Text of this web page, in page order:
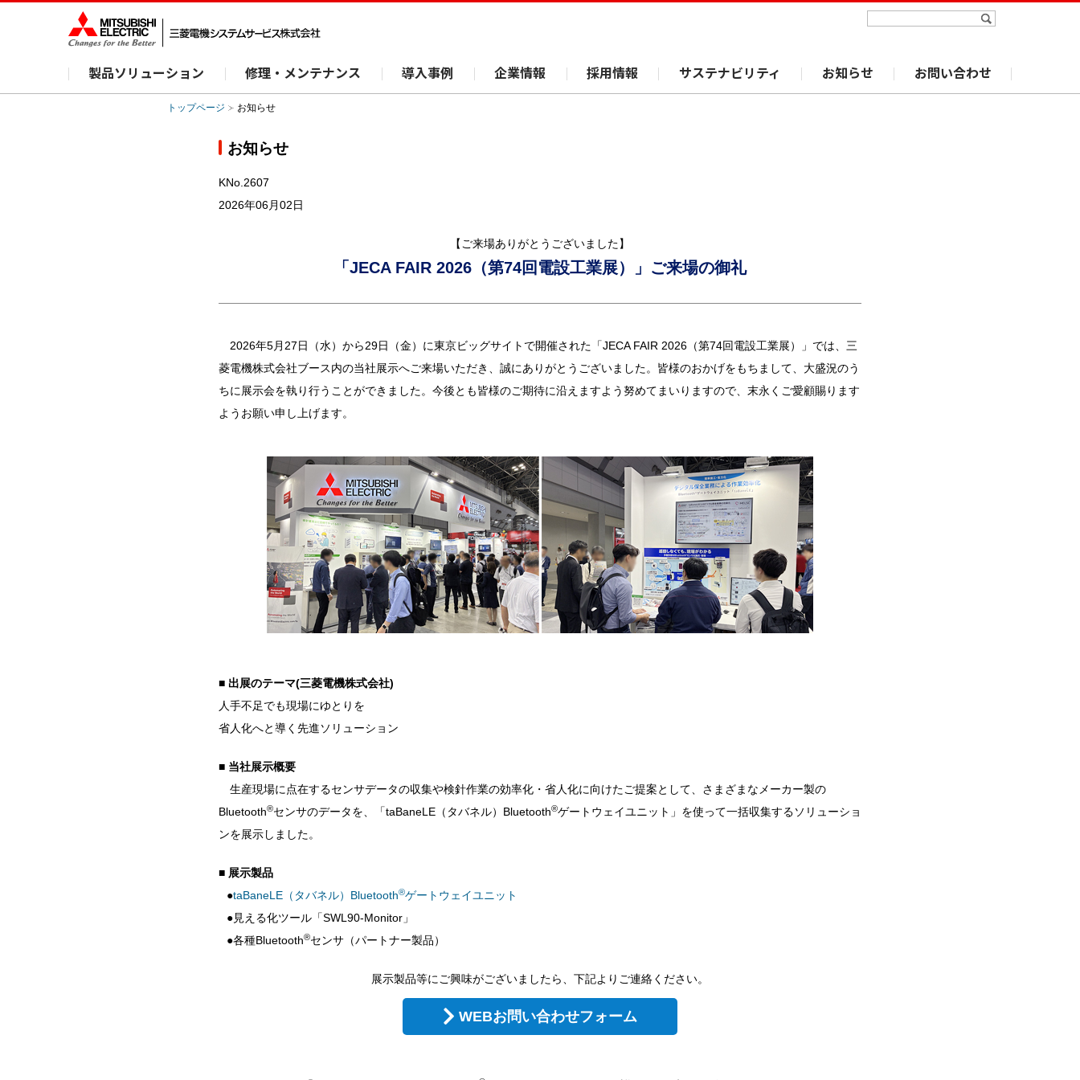
製品ソリューション 修理・メンテナンス 導入事例 企業情報 採用情報 サステナビリティ お知らせ お問い合わせ
トップページ お知らせ
お知らせ
KNo.2607
2026年06月02日
【ご来場ありがとうございました】
「JECA FAIR 2026 （第74回電設工業展）」 ご来場の御礼
2026年5月27日（水）から29日（金）に東京ビッグサイトで開催された「JECA FAIR 2026（第74回電設工業展）」では、三
菱電機株式会社ブース内の当社展示へご来場いただき、誠にありがとうございました。皆様のおかげをもちまして、大盛況のう
ちに展示会を執り行うことができました。今後とも皆様のご期待に沿えますよう努めてまいりますので、末永くご愛顧賜ります
ようお願い申し上げます。
■ 出展のテーマ(三菱電機株式会社)
人手不足でも現場にゆとりを
省人化へと導く先進ソリューション
■ 当社展示概要
生産現場に点在するセンサデータの収集や検針作業の効率化・省人化に向けたご提案として、さまざまなメーカー製の
Bluetooth®センサのデータを、「taBaneLE（タバネル）Bluetooth®ゲートウェイユニット」を使って一括収集するソリューショ
ンを展示しました。
■ 展示製品
●taBaneLE（タバネル）Bluetooth®ゲートウェイユニット
●見える化ツール「SWL90-Monitor」
●各種Bluetooth®センサ（パートナー製品）
展示製品等にご興味がございましたら、下記よりご連絡ください。
WEBお問い合わせフォーム